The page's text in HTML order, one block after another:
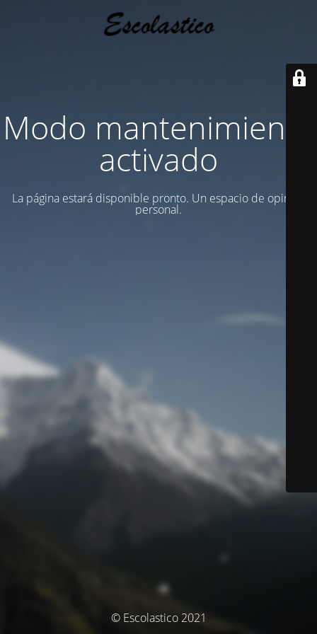
Modo mantenimiento
activado
La página estará disponible pronto. Un espacio de opinion
personal.
© Escolastico 2021